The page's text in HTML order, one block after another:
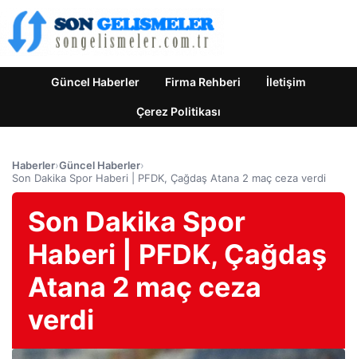
Güncel Haberler Firma Rehberi İletişim
Çerez Politikası
Haberler›Güncel Haberler›
Son Dakika Spor Haberi | PFDK, Çağdaş Atana 2 maç ceza verdi
Son Dakika Spor
Haberi | PFDK, Çağdaş
Atana 2 maç ceza
verdi